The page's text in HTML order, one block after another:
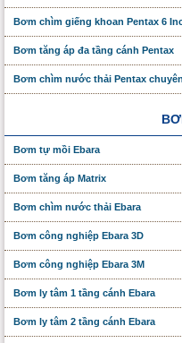
Bơm chìm giếng khoan Pentax 6
Bơm tăng áp đa tầng cánh Pentax
Bơm chìm nước thải Pentax
Bơm tự mồi Ebara
Bơm tăng áp Matrix
Bơm chìm nước thải Ebara
Bơm công nghiệp Ebara 3D
Bơm công nghiệp Ebara 3M
Bơm ly tâm 1 tầng cánh Ebara
Bơm ly tâm 2 tầng cánh Ebara